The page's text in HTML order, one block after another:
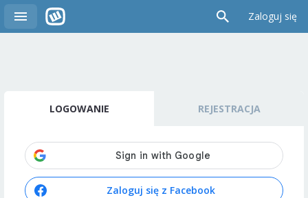
Zaloguj się
LOGOWANIE REJESTRACJA
Zaloguj się z Facebook